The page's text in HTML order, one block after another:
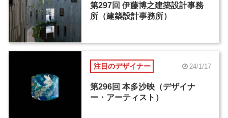
第297回 伊藤博之建築設計事務
所（建築設計事務所）
注目のデザイナー 24/1/17
第296回 本多沙映（デザイナ
ー・アーティスト）